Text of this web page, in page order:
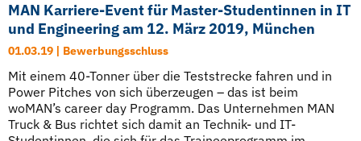
MAN Karriere-Event für Master-Studentinnen in IT
und Engineering am 12. März 2019, München
01.03.19 | Bewerbungsschluss
Mit einem 40-Tonner über die Teststrecke fahren und in
Power Pitches von sich überzeugen – das ist beim
woMAN’s career day Programm. Das Unternehmen MAN
Truck & Bus richtet sich damit an Technik- und IT-